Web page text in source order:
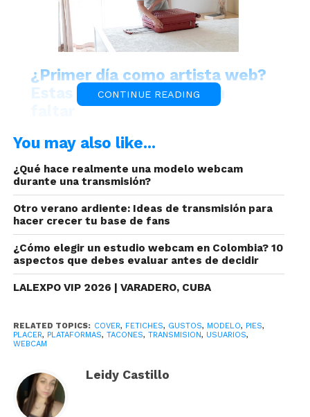
¿Primer día como artista web?
Estas cosas no te pueden
Por eso mismo, quien debe divertirse
principalmente, eres tu. En Juan Bustos
preparamos algunos tips para que a la hora de
iniciar tus shows de fetiches, sepas qué escoger.
¡Todo según tus gustos!
CONTINUE READING
You may also like...
¿Qué hace realmente una modelo webcam
durante una transmisión?
Otro verano ardiente: Ideas de transmisión para
hacer crecer tu base de fans
¿Cómo elegir un estudio webcam en Colombia? 10
aspectos que debes evaluar antes de decidir
LALEXPO VIP 2026 | VARADERO, CUBA
RELATED TOPICS: COVER, FETICHES, GUSTOS, MODELO, PIES,
PLACER, PLATAFORMAS, TACONES, TRANSMISION, USUARIOS,
WEBCAM
Leidy Castillo